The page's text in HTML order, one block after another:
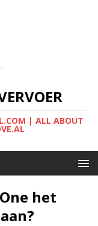
| ALL ABOUT
het